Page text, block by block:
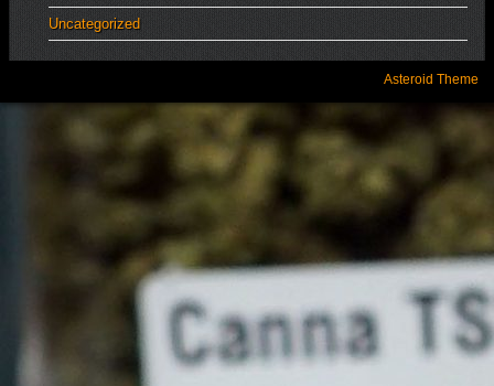
Uncategorized
Asteroid Theme